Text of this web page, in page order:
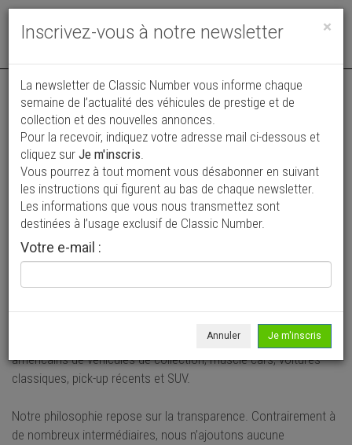
Toggle
Made in US
PARIS (75) - Paris (75001)
231 Rue Saint-Honoré
+33 7 56 83 08 51
Made-in-US est une plateforme internationale qui met en
relation les acheteurs européens avec des vendeurs
américains de véhicules de collection, muscle cars, voitures
classiques, pick-up récents et SUV.
Notre philosophie repose sur la transparence. Contrairement à
de nombreux intermédiaires, nous n’ajoutons aucune
×
Inscrivez-vous à notre newsletter
La newsletter de Classic Number vous informe chaque
semaine de l’actualité des véhicules de prestige et de
collection et des nouvelles annonces.
Pour la recevoir, indiquez votre adresse mail ci-dessous et
cliquez sur Je m'inscris.
Vous pourrez à tout moment vous désabonner en suivant
les instructions qui figurent au bas de chaque newsletter.
Les informations que vous nous transmettez sont
destinées à l’usage exclusif de Classic Number.
Votre e-mail :
Annuler Je m'inscris